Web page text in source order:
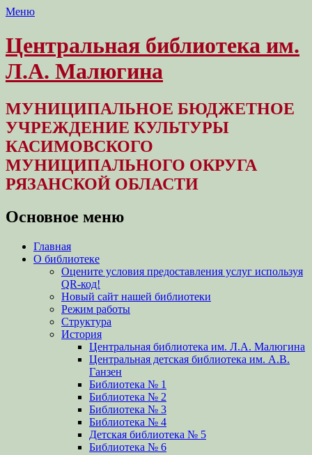
Меню
Центральная библиотека им.
Л.А. Малюгина
МУНИЦИПАЛЬНОЕ БЮДЖЕТНОЕ
УЧРЕЖДЕНИЕ КУЛЬТУРЫ
КАСИМОВСКОГО
МУНИЦИПАЛЬНОГО ОКРУГА
РЯЗАНСКОЙ ОБЛАСТИ
Основное меню
Перейти
содержимому
Главная
О библиотеке
Оцените условия предоставления услуг используя
QR-код!
Новый сайт нашей библиотеки
Режим работы
Структура
История
Центральная библиотека им. Л.А. Малюгина
Центральная детская библиотека им. А.В.
Ганзен
Библиотека № 1
Библиотека № 2
Библиотека № 3
Библиотека № 4
Детская библиотека № 5
Библиотека № 6